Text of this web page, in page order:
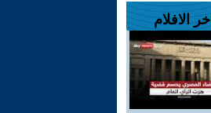
اخر الافلام